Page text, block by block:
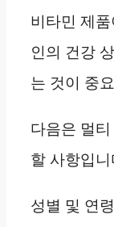
비타민 제
인의 건강
는 것이 중
다음은 멀
할 사항입니
성별 및 연